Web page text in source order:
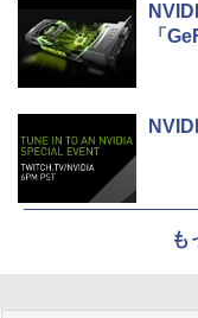
「
も